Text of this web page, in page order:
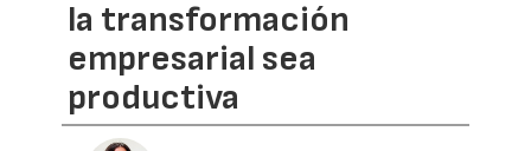
la transformación
empresarial sea
productiva